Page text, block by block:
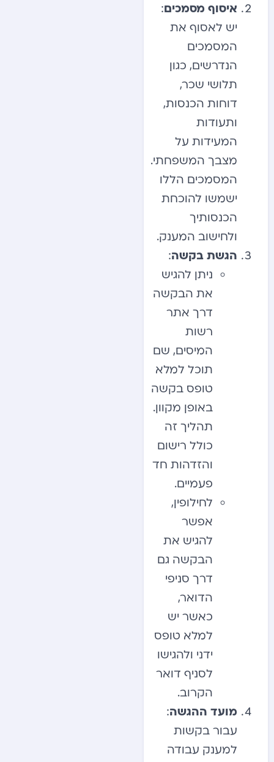
איסוף מסמכים:
יש לאסוף את
המסמכים
הנדרשים, כגון
תלושי שכר,
דוחות הכנסות,
ותעודות
המעידות על
מצבך המשפחתי.
המסמכים הללו
ישמשו להוכחת
הכנסותיך
ולחישוב המענק.
הגשת בקשה:
ניתן להגיש
את הבקשה
דרך אתר
רשות
המיסים, שם
תוכל למלא
טופס בקשה
באופן מקוון.
תהליך זה
כולל רישום
והזדהות חד
פעמיים.
לחילופין,
אפשר
להגיש את
הבקשה גם
דרך סניפי
הדואר,
כאשר יש
למלא טופס
ידני ולהגישו
לסניף דואר
הקרוב.
מועד ההגשה:
עבור בקשות
למענק עבודה